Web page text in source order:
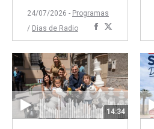
24/07/2026 - Programas
/ Dias de Radio
Compartir
con
Facebook
con
Twitter
14:34